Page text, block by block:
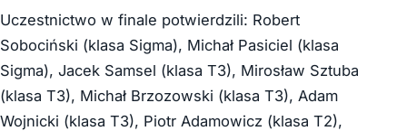
Uczestnictwo w finale potwierdzili: Robert
Sobociński (klasa Sigma), Michał Pasiciel (klasa
Sigma), Jacek Samsel (klasa T3), Mirosław Sztuba
(klasa T3), Michał Brzozowski (klasa T3), Adam
Wojnicki (klasa T3), Piotr Adamowicz (klasa T2),